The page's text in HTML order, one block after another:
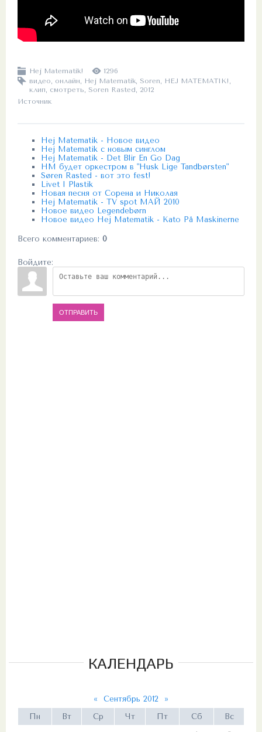
Hej Matematik!
1296
видео, онлайн, Hej Matematik, Soren, HEJ MATEMATIK! ,
клип, смотреть, Soren Rasted, 2012
Источник
Hej Matematik - Новое видео
Hej Matematik с новым синглом
Hej Matematik - Det Blir En Go Dag
HM будет оркестром в "Husk Lige Tandbørsten"
Søren Rasted - вот это fest!
Livet I Plastik
Новая песня от Сорена и Николая
Hej Matematik - TV spot МАЙ 2010
Новое видео Legendebørn
Новое видео Hej Matematik - Kato På Maskinerne
Всего комментариев: 0
Войдите:
ОТПРАВИТЬ
КАЛЕНДАРЬ
« Сентябрь 2012
»
Пн
Вт Ср Чт Пт Сб Вс